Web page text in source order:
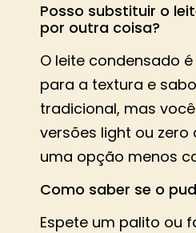
Posso substituir o
por outra coisa?
O leite condensado
para a textura e
tradicional, mas
versões light ou zero
uma opção menos
Como saber se o
Espete um palito ou